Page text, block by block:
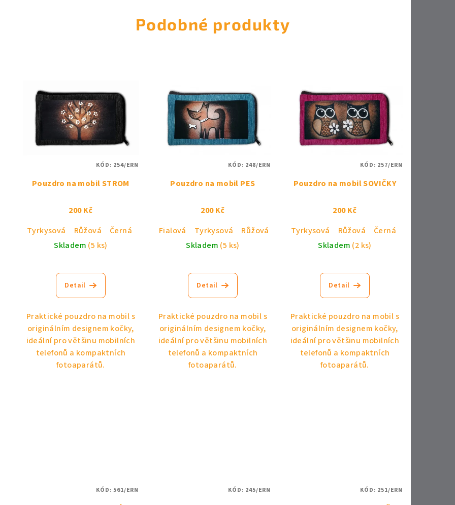
Podobné produkty
Pouzdro na mobil STROM
200 Kč
Tyrkysová
Růžová
Černá
Skladem (5 ks)
Detail
Praktické pouzdro na mobil s
originálním designem kočky,
ideální pro většinu mobilních
telefonů a kompaktních
fotoaparátů.
KÓD: 254/ERN
Pouzdro na mobil PES
200 Kč
Fialová
Tyrkysová Růžová
Černá
Skladem (5 ks)
Detail
Praktické pouzdro na mobil s
originálním designem kočky,
ideální pro většinu mobilních
telefonů a kompaktních
fotoaparátů.
KÓD: 248/ERN
Pouzdro na mobil SOVIČKY
200 Kč
Tyrkysová
Růžová
Černá
Skladem (2 ks)
Detail
Praktické pouzdro na mobil s
originálním designem kočky,
ideální pro většinu mobilních
telefonů a kompaktních
fotoaparátů.
KÓD: 257/ERN
KÓD:561/ERN KÓD: 245/ERN KÓD: 251/ERN